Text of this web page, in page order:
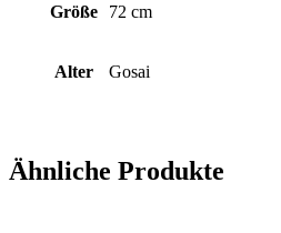
Größe 72 cm
Alter Gosai
Ähnliche Produkte